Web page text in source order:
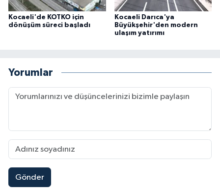
Kocaeli'de KOTKO için
dönüşüm süreci başladı
Kocaeli Darıca'ya
Büyükşehir'den modern
ulaşım yatırımı
Yorumlar
Gönder